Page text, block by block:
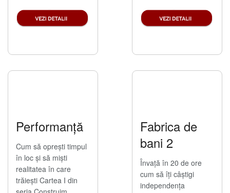
Performanță
Cum să oprești timpul
în loc și să miști
realitatea în care
trăiești Cartea I din
Fabrica de
bani 2
Învață în 20 de ore
cum să îți câștigi
independența